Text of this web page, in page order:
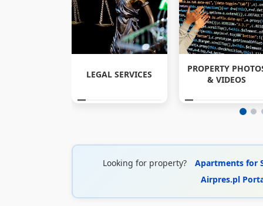
LEGAL SERVICES
PROPERTY
& VIDEOS
Looking for property?
Apartments for
Airpres.pl